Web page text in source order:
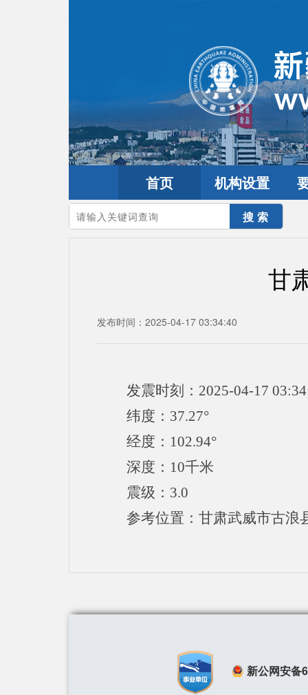
首页 机构设置
您的当前位置：首页>地震频道 全球震讯
甘
发布时间：2025-04-17 03:34:40
发震时刻：2025-04-17
纬度：37.27°
经度：102.94°
深度：10千米
震级：3.0
参考位置：甘肃武威市古浪
新公网安备